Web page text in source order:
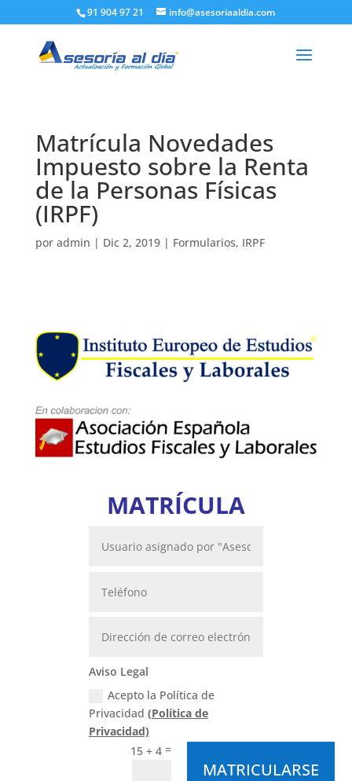
91 904 97 21 info@asesoriaaldia.com
Matrícula Novedades
Impuesto sobre la Renta
de la Personas Físicas
(IRPF)
por admin | Dic 2, 2019| Formularios, IRPF
MATRÍCULA
Aviso Legal
Acepto la Política de
Privacidad (Política de
Privacidad)
15 + 4=
MATRICULARSE